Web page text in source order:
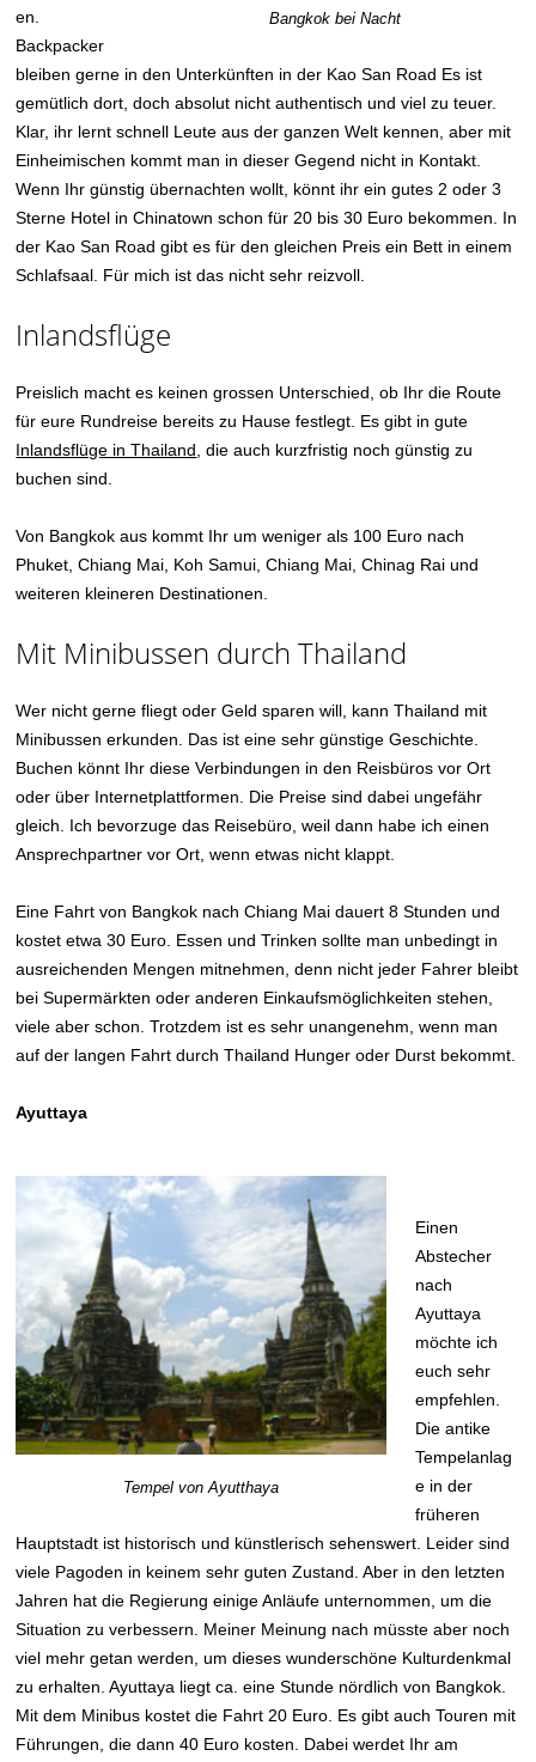
Bangkok bei Nacht
en.
Backpacker
bleiben gerne in den Unterkünften in der Kao San Road Es ist
gemütlich dort, doch absolut nicht authentisch und viel zu teuer.
Klar, ihr lernt schnell Leute aus der ganzen Welt kennen, aber mit
Einheimischen kommt man in dieser Gegend nicht in Kontakt.
Wenn Ihr günstig übernachten wollt, könnt ihr ein gutes 2 oder 3
Sterne Hotel in Chinatown schon für 20 bis 30 Euro bekommen. In
der Kao San Road gibt es für den gleichen Preis ein Bett in einem
Schlafsaal. Für mich ist das nicht sehr reizvoll.
Inlandsflüge
Preislich macht es keinen grossen Unterschied, ob Ihr die Route
für eure Rundreise bereits zu Hause festlegt. Es gibt in gute
Inlandsflüge in Thailand, die auch kurzfristig noch günstig zu
buchen sind.
Von Bangkok aus kommt Ihr um weniger als 100 Euro nach
Phuket, Chiang Mai, Koh Samui, Chiang Mai, Chinag Rai und
weiteren kleineren Destinationen.
Mit Minibussen durch Thailand
Wer nicht gerne fliegt oder Geld sparen will, kann Thailand mit
Minibussen erkunden. Das ist eine sehr günstige Geschichte.
Buchen könnt Ihr diese Verbindungen in den Reisbüros vor Ort
oder über Internetplattformen. Die Preise sind dabei ungefähr
gleich. Ich bevorzuge das Reisebüro, weil dann habe ich einen
Ansprechpartner vor Ort, wenn etwas nicht klappt.
Eine Fahrt von Bangkok nach Chiang Mai dauert 8 Stunden und
kostet etwa 30 Euro. Essen und Trinken sollte man unbedingt in
ausreichenden Mengen mitnehmen, denn nicht jeder Fahrer bleibt
bei Supermärkten oder anderen Einkaufsmöglichkeiten stehen,
viele aber schon. Trotzdem ist es sehr unangenehm, wenn man
auf der langen Fahrt durch Thailand Hunger oder Durst bekommt.
Ayuttaya
Tempel von Ayutthaya
Einen
Abstecher
nach
Ayuttaya
möchte ich
euch sehr
empfehlen.
Die antike
Tempelanlag
e in der
früheren
Hauptstadt ist historisch und künstlerisch sehenswert. Leider sind
viele Pagoden in keinem sehr guten Zustand. Aber in den letzten
Jahren hat die Regierung einige Anläufe unternommen, um die
Situation zu verbessern. Meiner Meinung nach müsste aber noch
viel mehr getan werden, um dieses wunderschöne Kulturdenkmal
zu erhalten. Ayuttaya liegt ca. eine Stunde nördlich von Bangkok.
Mit dem Minibus kostet die Fahrt 20 Euro. Es gibt auch Touren mit
Führungen, die dann 40 Euro kosten. Dabei werdet Ihr am